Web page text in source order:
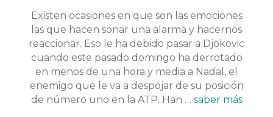
Existen ocasiones en que son las emociones
las que hacen sonar una alarma y hacernos
reaccionar. Eso le ha debido pasar a Djokovic
cuando este pasado domingo ha derrotado
en menos de una hora y media a Nadal, el
enemigo que le va a despojar de su posición
de número uno en la ATP. Han … saber más